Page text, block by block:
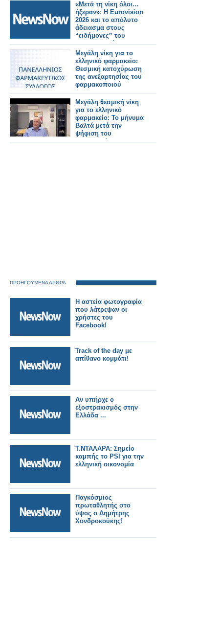
«Μετά τη νίκη όλοι…
ήξεραν»: Η Eurovision
2026 και το απόλυτο
άδειασμα στους
“ειδήμονες” του
διαγωνισμού
Μεγάλη νίκη για το
ελληνικό φαρμακείο:
Θεσμική κατοχύρωση
της ανεξαρτησίας του
φαρμακοποιού
Μεγάλη θεσμική νίκη
για το ελληνικό
φαρμακείο: Το μήνυμα
Βαλτά μετά την
ψήφιση του
νομοσχεδίου (video)
ΠΡΟΗΓΟΥΜΕΝΑ ΑΡΘΡΑ
Η αστεία φωτογραφία
που λάτρεψαν οι
χρήστες του
Facebook!
Track of the day με
απίθανο κομμάτι!
Αν υπήρχε ο
εξοστρακισμός στην
Ελλάδα ...
T.ΝΤΑΛΑΡΑ: Σημείο
καμπής το PSI για την
ελληνική οικονομία
Παγκόσμιος
πρωταθλητής στο
ύψος ο Δημήτρης
Χονδροκούκης!